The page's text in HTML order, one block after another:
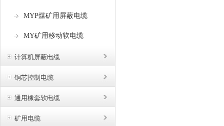
MYP煤矿用屏蔽电缆
MY矿用移动软电缆
计算机屏蔽电缆
铜芯控制电缆
通用橡套软电缆
矿用电缆